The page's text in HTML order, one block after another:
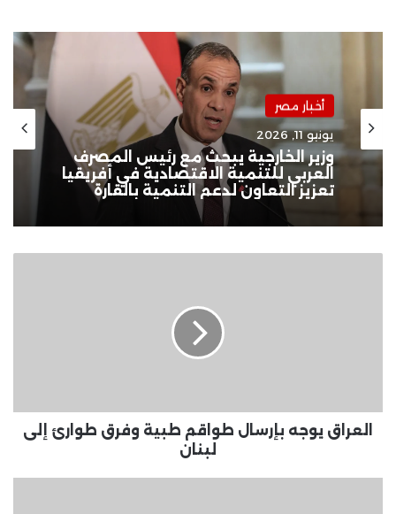
أخبار مصر
يونيو 11, 2026
وزير الخارجية يبحث مع رئيس المصرف
العربي للتنمية الاقتصادية في أفريقيا
تعزيز التعاون لدعم التنمية بالقارة
لبنان
العراق يوجه بإرسال طواقم طبية وفرق طوارئ إلى
لبنان